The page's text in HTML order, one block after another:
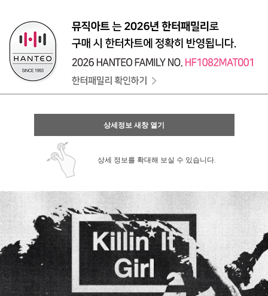
상세정보 새창 열기
상세 정보를 확대해 보실 수 있습니다.